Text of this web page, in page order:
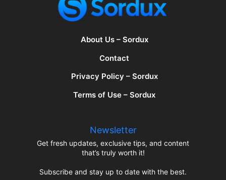
About Us – Sordux
Contact
Privacy Policy – Sordux
Terms of Use – Sordux
Newsletter
Get fresh updates, exclusive tips, and content
that’s truly worth it!
Subscribe and stay up to date with the best.